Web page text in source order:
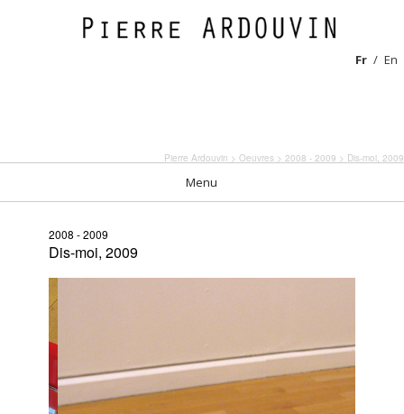
Fr En
Pierre Ardouvin > Oeuvres > 2008 - 2009 > Dis-moi, 2009
Menu
2008 - 2009
Dis-moi, 2009